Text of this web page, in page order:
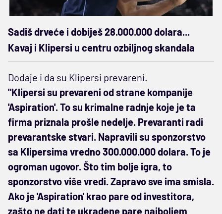
Sadiš drveće i dobiješ 28.000.000 dolara...
Kavaj i Klipersi u centru ozbiljnog skandala
Dodaje i da su Klipersi prevareni.
"Klipersi su prevareni od strane kompanije
'Aspiration'. To su krimalne radnje koje je ta
firma priznala prošle nedelje. Prevaranti radi
prevarantske stvari. Napravili su sponzorstvo
sa Klipersima vredno 300.000.000 dolara. To je
ogroman ugovor. Što tim bolje igra, to
sponzorstvo više vredi. Zapravo sve ima smisla.
Ako je 'Aspiration' krao pare od investitora,
zašto ne dati te ukradene pare najboljem